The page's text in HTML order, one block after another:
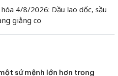
4/8/2026: Dầu lao dốc, sầu
giằng co
sứ mệnh lớn hơn trong